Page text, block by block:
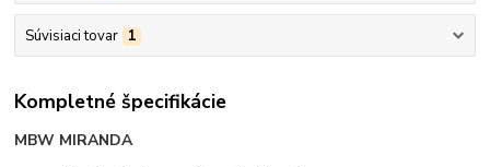
Súvisiaci tovar 1
Kompletné špecifikácie
MBW MIRANDA